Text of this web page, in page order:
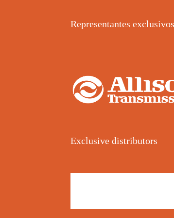
Representantes exclusivos
Exclusive distributors